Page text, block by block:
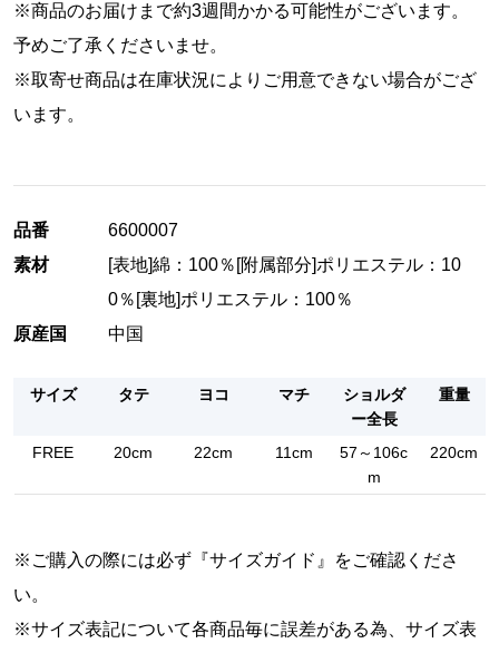
※商品のお届けまで約3週間かかる可能性がございます。
予めご了承くださいませ。
※取寄せ商品は在庫状況によりご用意できない場合がござ
います。
品番
6600007
素材
[表地]綿：100％[附属部分]ポリエステル：10
0％[裏地]ポリエステル：100％
原産国
中国
サイズ タテ ヨコ マチ
ショルダ
ー全長
重量
FREE 20cm 22cm 11cm
57～106c
m
220cm
※ご購入の際には必ず『サイズガイド 』をご確認くださ
い。
※サイズ表記について各商品毎に誤差がある為、サイズ表